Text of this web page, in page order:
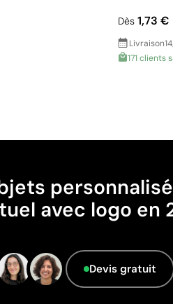
Dès1,73 €
Livraison
171 clients
avec logo en
Devis gratuit